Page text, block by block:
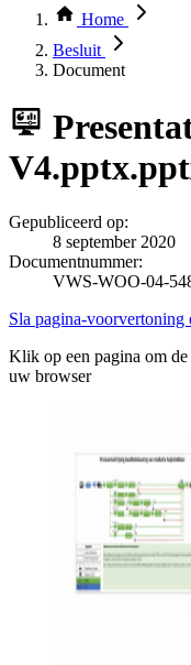
Thema COVID-19
Bekijk per
Home
Besluit
Document
Gepubliceerd op:
8 september 2020
Documentnummer:
VWS-WOO-04-
Sla pagina-voorvertoning
Klik op een pagina om
uw browser